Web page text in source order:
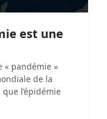
est une
« pandémie »
de la
l’épidémie